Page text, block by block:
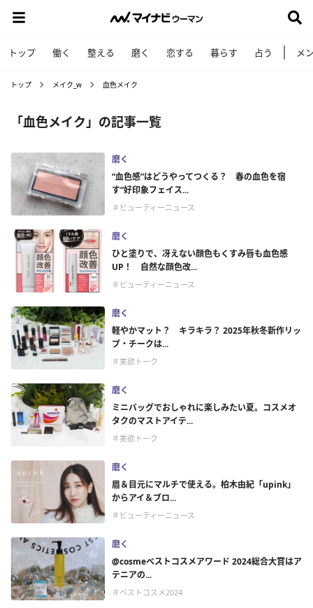
トップ 働く 整える 磨く 恋する 暮らす 占う メ
トップ メイク_w 血色メイク
「血色メイク」の記事一覧
磨く
“血色感”はどうやってつくる？ 春の血色を宿
す“好印象フェイス...
＃ビューティーニュース
磨く
ひと塗りで、冴えない顔色もくすみ唇も血色感
UP！ 自然な顔色改...
＃ビューティーニュース
磨く
軽やかマット？ キラキラ？ 2025年秋冬新作リッ
プ・チークは...
＃美欲トーク
磨く
ミニバッグでおしゃれに楽しみたい夏。コスメオ
タクのマストアイテ...
＃美欲トーク
磨く
眉＆目元にマルチで使える。柏木由紀「upink」
からアイ＆ブロ...
＃ビューティーニュース
磨く
@cosmeベストコスメアワード 2024総合大賞はア
テニアの...
＃ベストコスメ2024